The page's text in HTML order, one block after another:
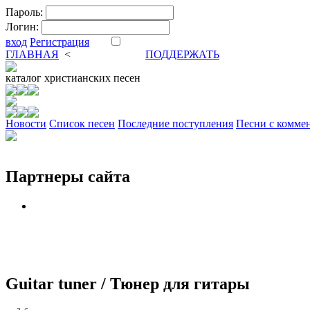
Пароль:
Логин:
вход Регистрация
ГЛАВНАЯ <
ПОДДЕРЖАТЬ
каталог христианских песен
Новости Cписок песен Последние поступления Песни с
Партнеры сайта
Guitar tuner / Тюнер для гитары